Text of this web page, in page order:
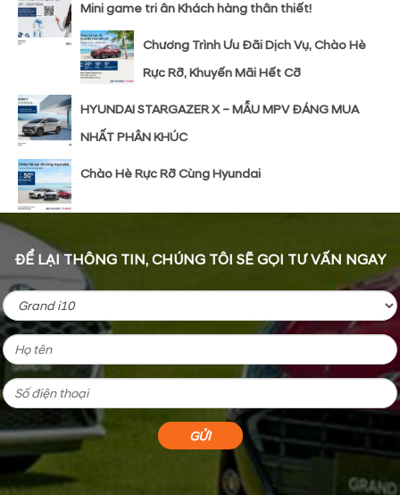
Mini game tri ân Khách hàng thân thiết!
Chương Trình Ưu Đãi Dịch Vụ, Chào Hè
Rực Rỡ, Khuyến Mãi Hết Cỡ
HYUNDAI STARGAZER X – MẪU MPV ĐÁNG MUA
NHẤT PHÂN KHÚC
Chào Hè Rực Rỡ Cùng Hyundai
ĐỂ LẠI THÔNG TIN, CHÚNG TÔI SẼ GỌI TƯ VẤN NGAY